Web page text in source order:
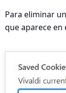
Para eliminar
que aparece en